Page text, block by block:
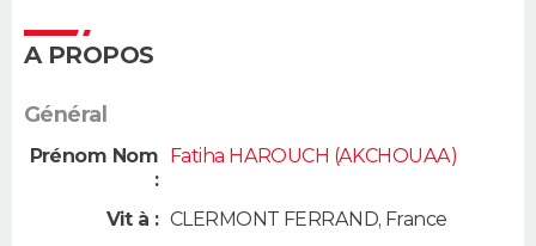
A PROPOS
Général
Prénom Nom
:
Fatiha HAROUCH (AKCHOUAA)
Vit à : CLERMONT FERRAND, France